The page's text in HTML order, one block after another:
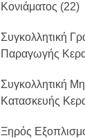
Κονιάματος (22)
Συγκολλητική
Παραγωγής
Συγκολλητική
Κατασκευής
Ξηρός